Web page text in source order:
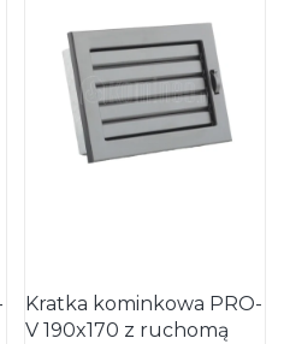
Kratka kominkowa PRO-
V 190x170 z ruchomą